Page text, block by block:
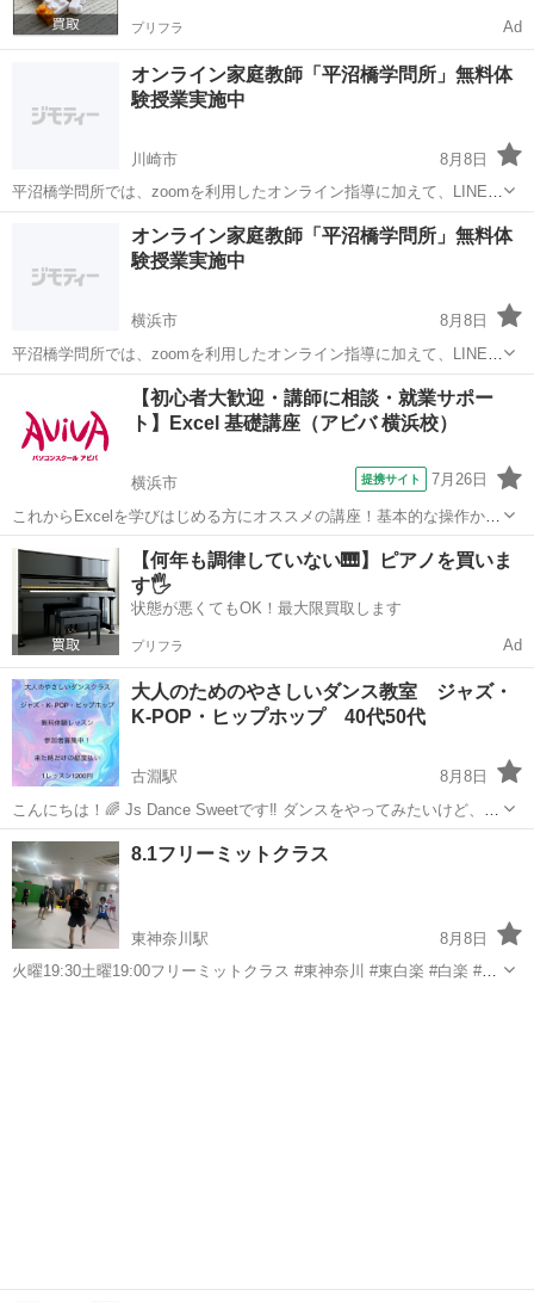
プリフラ Ad
オンライン家庭教師「平沼橋学問所」無料体
験授業実施中
川崎市
8月8日
平沼橋学問所では、zoomを利用したオンライン指導に加えて、LINE・
メール等を利用した質問回答サービスが無料オプションとして付帯さ
れます。これにより指導日以外でも不安なく学習することができま
す。定期テスト対策や入試対策など...
家庭教師 無料
オンライン家庭教師「平沼橋学問所」無料体
験授業実施中
横浜市
8月8日
平沼橋学問所では、zoomを利用したオンライン指導に加えて、LINE・
メール等を利用した質問回答サービスが無料オプションとして付帯さ
れます。これにより指導日以外でも不安なく学習することができま
す。定期テスト対策や入試対策など...
家庭教師 無料
【初心者大歓迎・講師に相談・就業サポー
ト】Excel 基礎講座（アビバ 横浜校）
横浜市 提携サイト 7月26日
これからExcelを学びはじめる方にオススメの講座！基本的な操作から
関数やグラフ作成など、表計算ソフトであるExcelの醍醐味を学ぶ事が
できる講座です。 ■学習内容■ 基本操作・印刷・ページ設定・書式設
定・効率の良いデー...
神奈川 横浜市 エクセル
【何年も調律していない🎹】ピアノを買いま
す🖐️
状態が悪くてもOK！最大限買取します
プリフラ Ad
大人のためのやさしいダンス教室 ジャズ・
K-POP・ヒップホップ 40代50代
古淵駅
8月8日
こんにちは！🌈 Js Dance Sweetです‼️ ダンスをやってみたいけど、若
い子ばかりのスタジオは行きづらいし、人数が多いと気後れしちゃう
神奈川 相模原市 古淵駅 ジャズダンス
8.1フリーミットクラス
東神奈川駅
8月8日
火曜19:30土曜19:00フリーミットクラス #東神奈川 #東白楽 #白楽 #新